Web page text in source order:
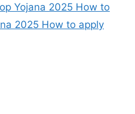
Yojana 2025 How to
2025 How to apply